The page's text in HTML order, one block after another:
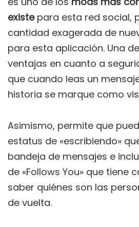
existepara esta red social,
cantidad exagerada de
para esta aplicación. Una
ventajas en cuanto a
que cuando leas un
historia se marque como
Asimismo, permite que
estatus de «escribiendo»
bandeja de mensajes e
de «Follows You» que tiene
saber quiénes son las
de vuelta.